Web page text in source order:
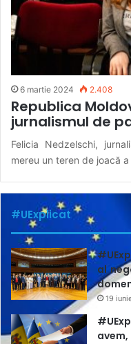
6 martie 2024 2.408
Republica
jurnalismul de
Felicia Nedzelschi,
mereu un teren de joacă
#UExplicat
al
19